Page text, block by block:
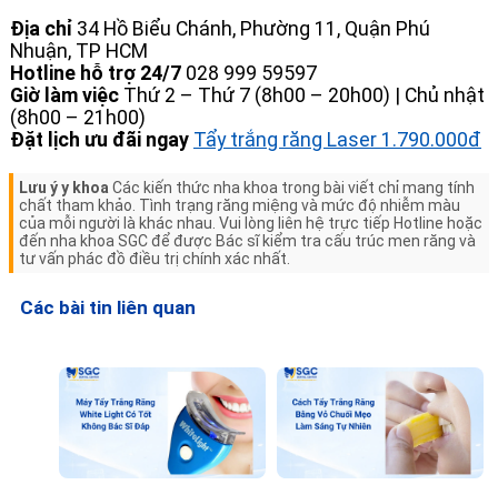
Địa chỉ 34 Hồ Biểu Chánh, Phường 11, Quận Phú
Nhuận, TP HCM
Hotline hỗ trợ 24/7 028 999 59597
Giờ làm việc Thứ 2 – Thứ 7 (8h00 – 20h00) | Chủ nhật
(8h00 – 21h00)
Đặt lịch ưu đãi ngay Tẩy trắng răng Laser 1.790.000đ
Lưu ý y khoaCác kiến thức nha khoa trong bài viết chỉ mang tính
chất tham khảo. Tình trạng răng miệng và mức độ nhiễm màu
của mỗi người là khác nhau. Vui lòng liên hệ trực tiếp Hotline hoặc
đến nha khoa SGC để được Bác sĩ kiểm tra cấu trúc men răng và
tư vấn phác đồ điều trị chính xác nhất.
Các bài tin liên quan